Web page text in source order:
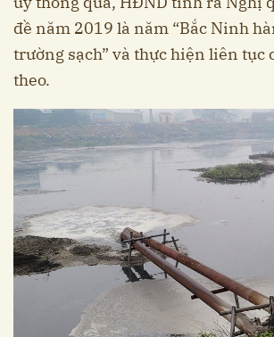
đề năm 2019 là năm “Bắc Ninh
trường sạch” và thực hiện liên tục
theo.